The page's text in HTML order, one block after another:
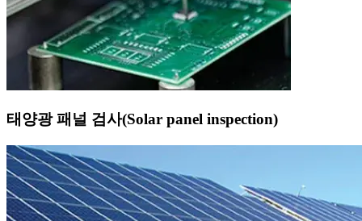
태양광 패널 검사(Solar panel inspection)